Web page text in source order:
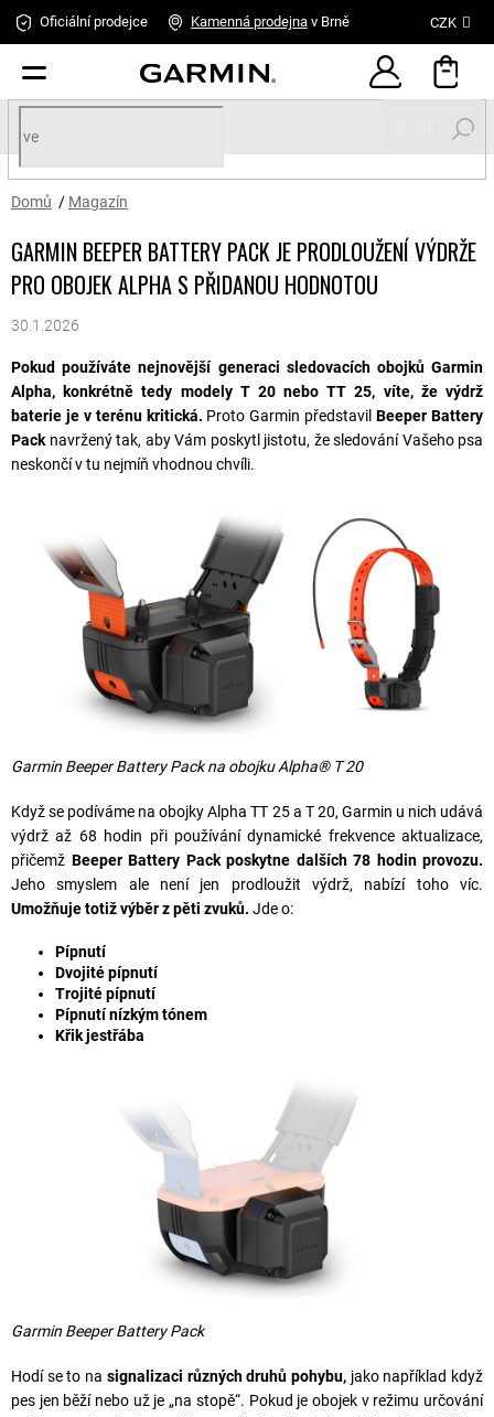
Oficiální prodejce Kamenná prodejnav Brně CZK
Domů / Magazín
GARMIN BEEPER BATTERY PACK JE PRODLOUŽENÍ VÝDRŽE
PRO OBOJEK ALPHA S PŘIDANOU HODNOTOU
30.1.2026
Pokud používáte nejnovější generaci sledovacích obojků Garmin
Alpha, konkrétně tedy modely T 20 nebo TT 25, víte, že výdrž
baterie je v terénu kritická. Proto Garmin představilBeeper Battery
Pack navržený tak, aby Vám poskytl jistotu, že sledování Vašeho psa
neskončí v tu nejmíň vhodnou chvíli.
Garmin Beeper Battery Pack na obojku Alpha® T 20
Když se podíváme na obojky Alpha TT 25 a T 20, Garmin u nich udává
výdrž až 68 hodin při používání dynamické frekvence aktualizace,
přičemž Beeper Battery Pack poskytne dalších 78 hodin provozu.
Jeho smyslem ale není jen prodloužit výdrž, nabízí toho víc.
Umožňuje totiž výběr z pěti zvuků. Jde o:
Pípnutí
Dvojité pípnutí
Trojité pípnutí
Pípnutí nízkým tónem
Křik jestřába
Garmin Beeper Battery Pack
Hodí se to na signalizaci různých druhů pohybu,jako například když
pes jen běží nebo už je „na stopě“. Pokud je obojek v režimu určování